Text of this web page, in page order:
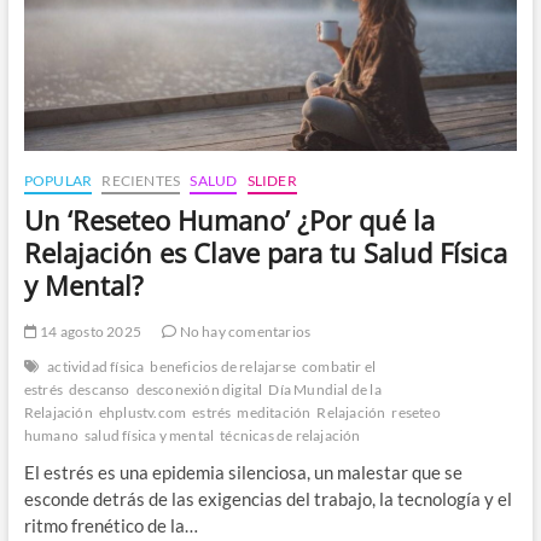
POPULAR RECIENTES SALUD SLIDER
Un ‘Reseteo Humano’ ¿Por qué la
Relajación es Clave para tu Salud Física
y Mental?
14 agosto 2025
No hay comentarios
actividad física beneficios de relajarse combatir el
estrés descanso desconexión digital Día Mundial de la
Relajación ehplustv.com estrés meditación Relajación reseteo
humano salud física y mental técnicas de relajación
El estrés es una epidemia silenciosa, un malestar que se
esconde detrás de las exigencias del trabajo, la tecnología y el
ritmo frenético de la…